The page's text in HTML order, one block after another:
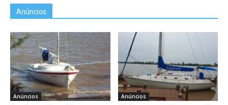
Anúncios
Anúncios Anúncios